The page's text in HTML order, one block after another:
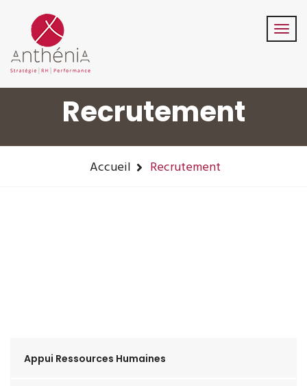
Suivez-Nous:
Recrutement
Accueil Recrutement
Appui Ressources Humaines